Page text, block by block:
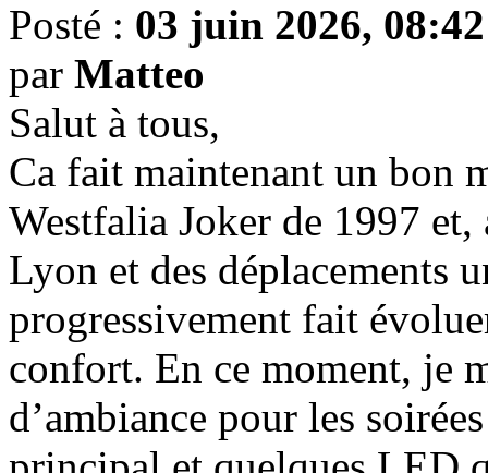
Posté : 03 juin 2026, 08:42
par Matteo
Salut à tous,
Ca fait maintenant un bon
Westfalia Joker de 1997
Lyon et des déplacements
progressivement fait
confort. En ce moment, je
d’ambiance pour les